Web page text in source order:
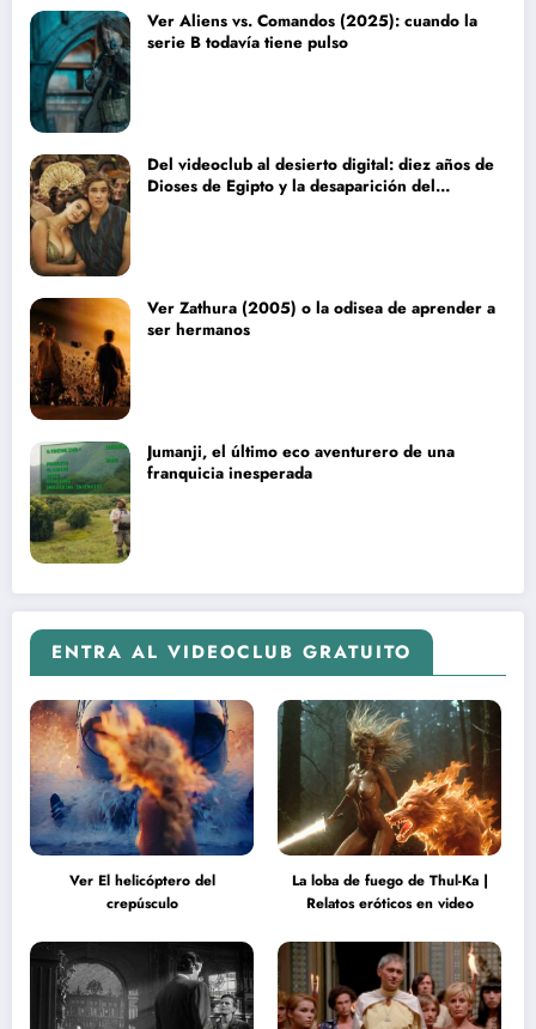
Ver Aliens vs. Comandos (2025): cuando la
serie B todavía tiene pulso
Del videoclub al desierto digital: diez años de
Dioses de Egipto y la desaparición del
Ver Zathura (2005) o la odisea de aprender a
ser hermanos
Jumanji, el último eco aventurero de una
franquicia inesperada
ENTRA AL VIDEOCLUB GRATUITO
Ver El helicóptero del
crepúsculo
La loba de fuego de Thul-Ka |
Relatos eróticos en video